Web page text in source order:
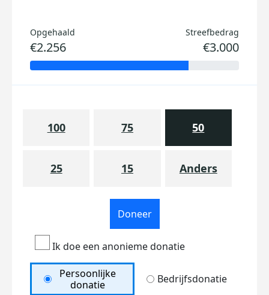
Opgehaald
€2.256
Streefbedrag
€3.000
100 75 50
25 15 Anders
Doneer
Ik doe een anonieme donatie
Persoonlijke
donatie
Bedrijfsdonatie